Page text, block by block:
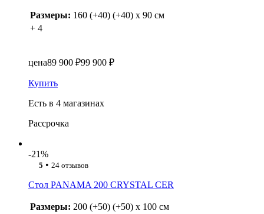
Размеры: 160 (+40) (+40) x 90 см
+ 4
цена89 900 ₽99 900 ₽
Купить
Есть в 4 магазинах
Рассрочка
-21%
5 • 24 отзывов
Стол PANAMA 200 CRYSTAL CER
Размеры: 200 (+50) (+50) x 100 см